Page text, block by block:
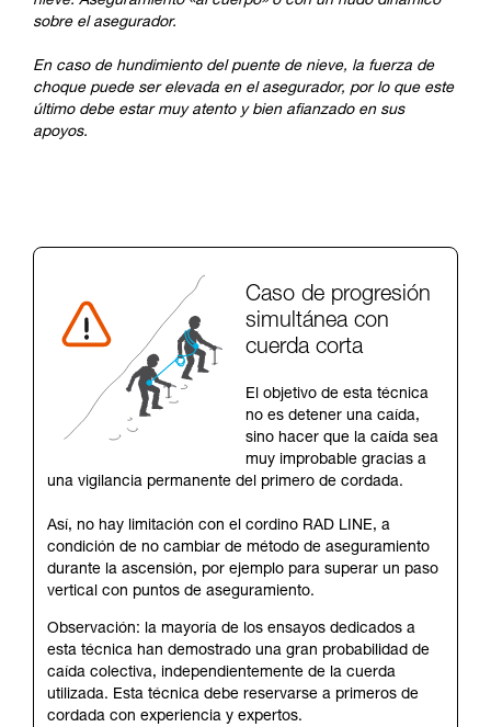
sobre el asegurador.
En caso de hundimiento del puente de nieve, la fuerza de
choque puede ser elevada en el asegurador, por lo que este
último debe estar muy atento y bien afianzado en sus
apoyos.
Caso de progresión
simultánea con
cuerda corta
El objetivo de esta técnica
no es detener una caída,
sino hacer que la caída sea
muy improbable gracias a
una vigilancia permanente del primero de cordada.
Así, no hay limitación con el cordino RAD LINE, a
condición de no cambiar de método de aseguramiento
durante la ascensión, por ejemplo para superar un paso
vertical con puntos de aseguramiento.
Observación: la mayoría de los ensayos dedicados a
esta técnica han demostrado una gran probabilidad de
caída colectiva, independientemente de la cuerda
utilizada. Esta técnica debe reservarse a primeros de
cordada con experiencia y expertos.